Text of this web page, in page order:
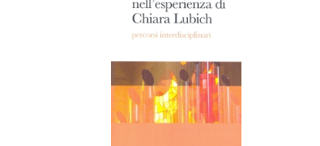
AGGIUNGI AL
CARRELLO